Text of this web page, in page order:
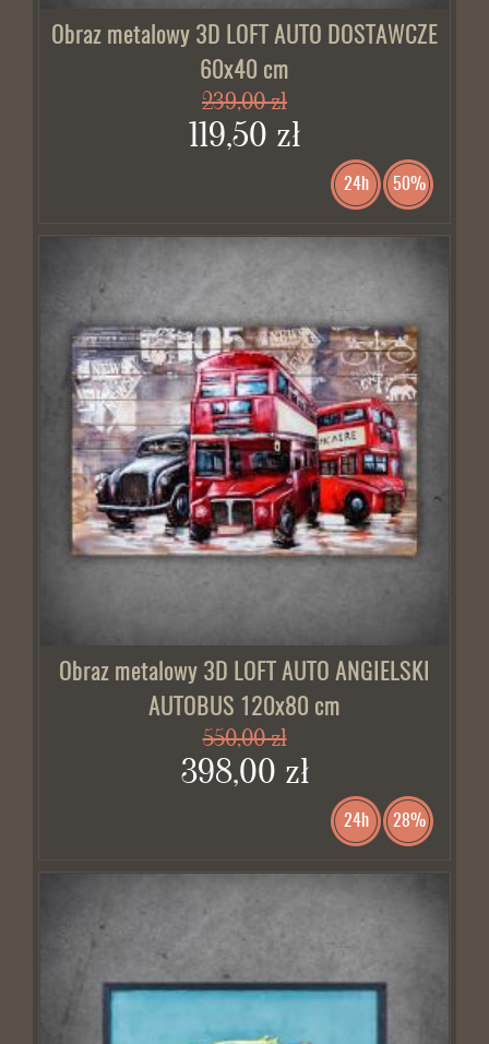
Obraz metalowy 3D LOFT AUTO DOSTAWCZE
60x40 cm
239,00 zł
119,50 zł
24h 50%
Obraz metalowy 3D LOFT AUTO ANGIELSKI
AUTOBUS 120x80 cm
550,00 zł
398,00 zł
24h 28%